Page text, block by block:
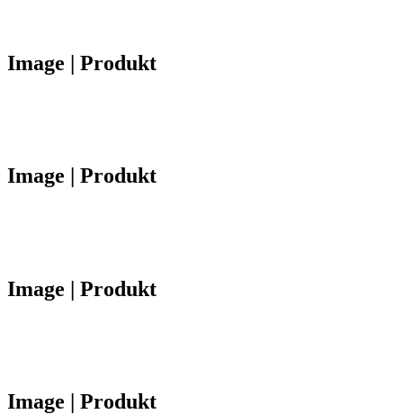
Image | Produkt
Image | Produkt
Image | Produkt
Image | Produkt